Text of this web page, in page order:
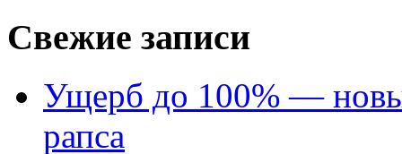
Свежие записи
Ущерб до 100% —
рапса